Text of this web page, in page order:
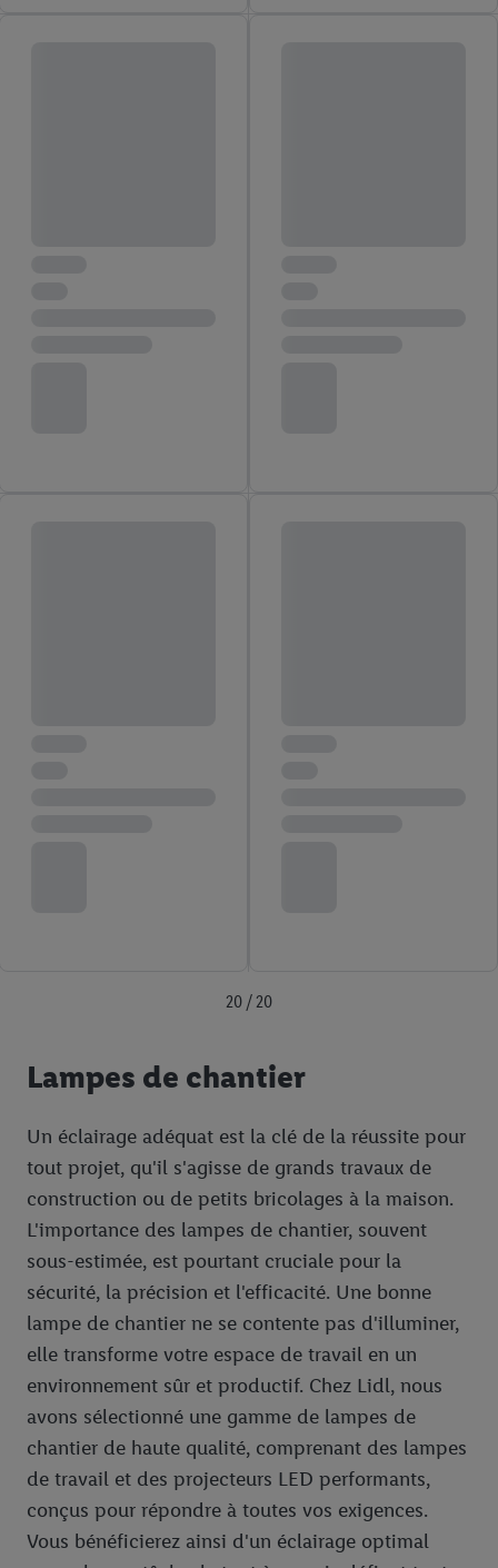
20 / 20
Lampes de chantier
Un éclairage adéquat est la clé de la réussite pour
tout projet, qu'il s'agisse de grands travaux de
construction ou de petits bricolages à la maison.
L'importance des lampes de chantier, souvent
sous-estimée, est pourtant cruciale pour la
sécurité, la précision et l'efficacité. Une bonne
lampe de chantier ne se contente pas d'illuminer,
elle transforme votre espace de travail en un
environnement sûr et productif. Chez Lidl, nous
avons sélectionné une gamme de lampes de
chantier de haute qualité, comprenant des lampes
de travail et des projecteurs LED performants,
conçus pour répondre à toutes vos exigences.
Vous bénéficierez ainsi d'un éclairage optimal